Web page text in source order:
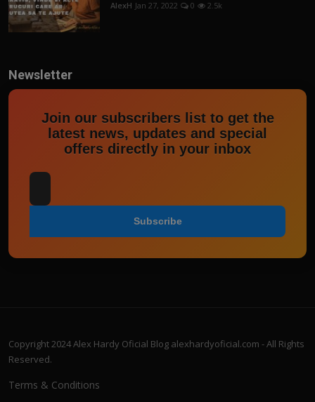
AlexH Jan 27, 2022 0 2.5k
Newsletter
Join our subscribers list to get the
latest news, updates and special
offers directly in your inbox
Subscribe
Copyright 2024 Alex Hardy Oficial Blog alexhardyoficial.com - All Rights
Reserved.
Terms & Conditions